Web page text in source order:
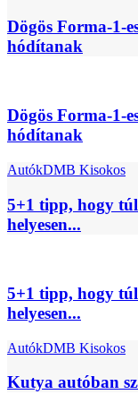
Dögös Forma-1-
hódítanak
Dögös Forma-1-
hódítanak
AutókDMB Kisokos
5+1 tipp, hogy
helyesen...
5+1 tipp, hogy
helyesen...
AutókDMB Kisokos
Kutya autóban